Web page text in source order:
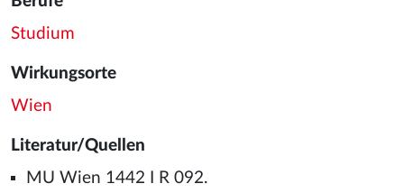
Studium
Wirkungsorte
Wien
Literatur/Quellen
MU Wien 1442 I R 092.